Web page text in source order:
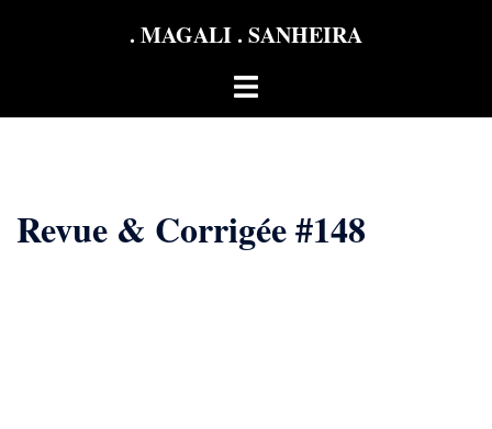
. MAGALI . SANHEIRA
Ouvrir/fermer
Revue & Corrigée #148